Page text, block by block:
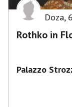
Doza,
Rothko in
Palazzo